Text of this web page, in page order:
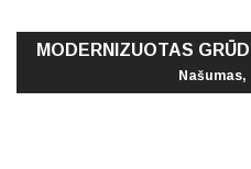
MODERNIZUOTAS
Našumas,